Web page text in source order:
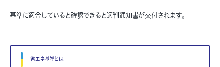
基準に適合していると確認できると適判通知書が交付されます。
省エネ基準とは